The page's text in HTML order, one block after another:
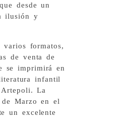
desde un
ilusión y
formatos,
de venta de
se imprimirá en
infantil
La
Marzo en el
un excelente